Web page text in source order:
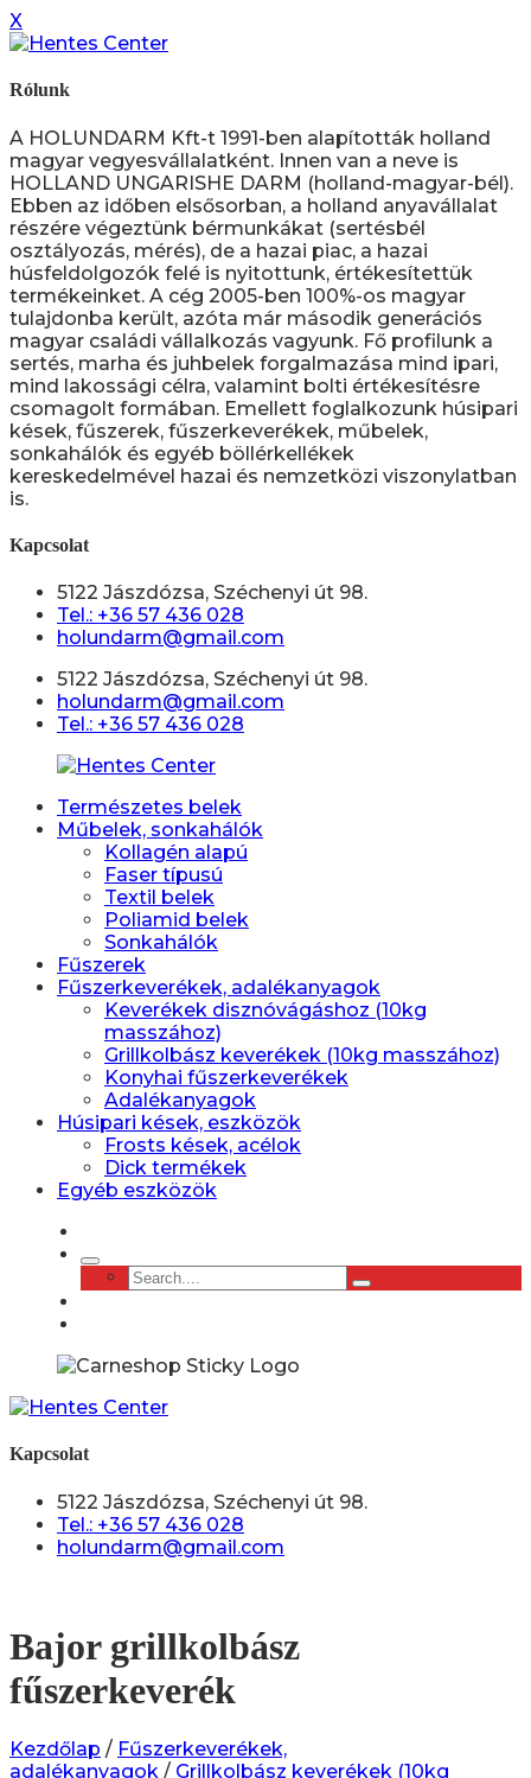
X
Rólunk
A HOLUNDARM Kft-t 1991-ben alapították holland
magyar vegyesvállalatként. Innen van a neve is
HOLLAND UNGARISHE DARM (holland-magyar-bél).
Ebben az időben elsősorban, a holland anyavállalat
részére végeztünk bérmunkákat (sertésbél
osztályozás, mérés), de a hazai piac, a hazai
húsfeldolgozók felé is nyitottunk, értékesítettük
termékeinket. A cég 2005-ben 100%-os magyar
tulajdonba került, azóta már második generációs
magyar családi vállalkozás vagyunk. Fő profilunk a
sertés, marha és juhbelek forgalmazása mind ipari,
mind lakossági célra, valamint bolti értékesítésre
csomagolt formában. Emellett foglalkozunk húsipari
kések, fűszerek, fűszerkeverékek, műbelek,
sonkahálók és egyéb böllérkellékek
kereskedelmével hazai és nemzetközi viszonylatban
is.
Kapcsolat
5122 Jászdózsa, Széchenyi út 98.
Tel.: +36 57 436 028
holundarm@gmail.com
5122 Jászdózsa, Széchenyi út 98.
holundarm@gmail.com
Tel.: +36 57 436 028
Természetes belek
Műbelek, sonkahálók
Kollagén alapú
Faser típusú
Textil belek
Poliamid belek
Sonkahálók
Fűszerek
Fűszerkeverékek, adalékanyagok
Keverékek disznóvágáshoz (10kg
masszához)
Grillkolbász keverékek (10kg masszához)
Konyhai fűszerkeverékek
Adalékanyagok
Húsipari kések, eszközök
Frosts kések, acélok
Dick termékek
Egyéb eszközök
Kapcsolat
5122 Jászdózsa, Széchenyi út 98.
Tel.: +36 57 436 028
holundarm@gmail.com
Bajor grillkolbász
fűszerkeverék
Kezdőlap / Fűszerkeverékek,
adalékanyagok / Grillkolbász keverékek (10kg